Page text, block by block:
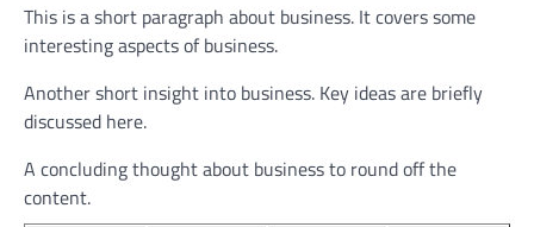
This is a short paragraph about business. It covers some
interesting aspects of business.
Another short insight into business. Key ideas are briefly
discussed here.
A concluding thought about business to round off the
content.